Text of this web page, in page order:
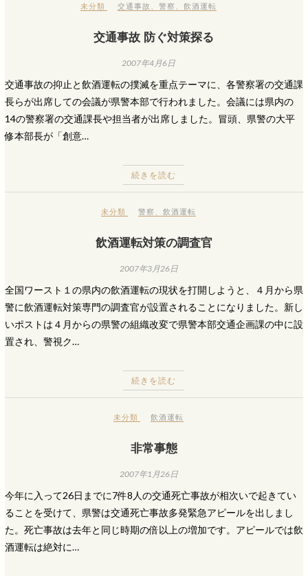
未分類 交通事故 、警察 、飲酒運転
交通事故 防ぐ対策探る
2007年4月6日
交通事故の抑止と飲酒運転の撲滅を重点テーマに、各警察署の交通課
長らが出席しての会議が県警本部で行われました。会議には県内の
14の警察署の交通課長や担当者が出席しました。冒頭、県警の大平
修本部長が「創意…
続きを読む
未分類 警察 、飲酒運転
飲酒運転対策の調査官
2007年3月26日
全国ワースト１の県内の飲酒運転の現状を打開しようと、４月から県
警に飲酒運転対策専門の調査官が設置されることになりました。新し
いポストは４月からの県警の組織改変で県警本部交通企画課の中に設
置され、警視ク…
続きを読む
未分類 飲酒運転
非常事態
2007年1月26日
今年に入って26日までに7件8人の交通死亡事故が相次いで起きてい
ることを受けて、県警は交通死亡事故多発緊急アピールを出しまし
た。死亡事故は去年と同じ時期の倍以上の増加です。アピールでは飲
酒運転は絶対に…